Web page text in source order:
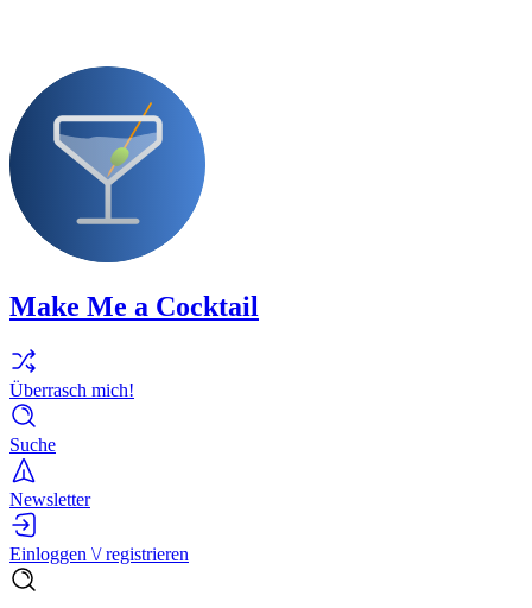
Make Me a Cocktail
Überrasch mich!
Suche
Newsletter
Einloggen \/ registrieren